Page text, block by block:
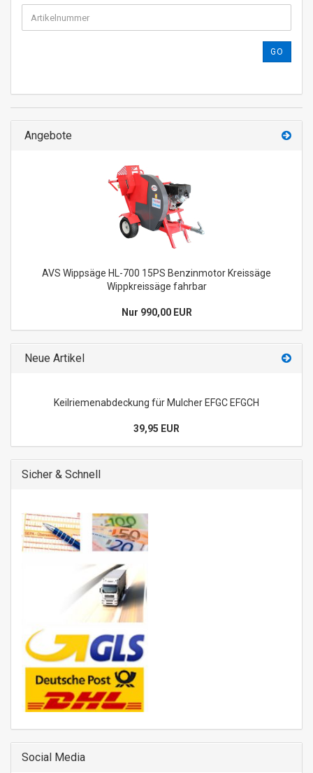
GO
Angebote
AVS Wippsäge HL-700 15PS Benzinmotor Kreissäge
Wippkreissäge fahrbar
Nur 990,00 EUR
Neue Artikel
Keilriemenabdeckung für Mulcher EFGC EFGCH
39,95 EUR
Sicher & Schnell
Social Media